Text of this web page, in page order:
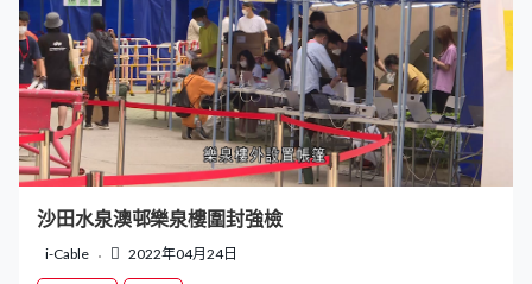
沙田水泉澳邨樂泉樓圍封強檢
i-Cable 2022年04月24日